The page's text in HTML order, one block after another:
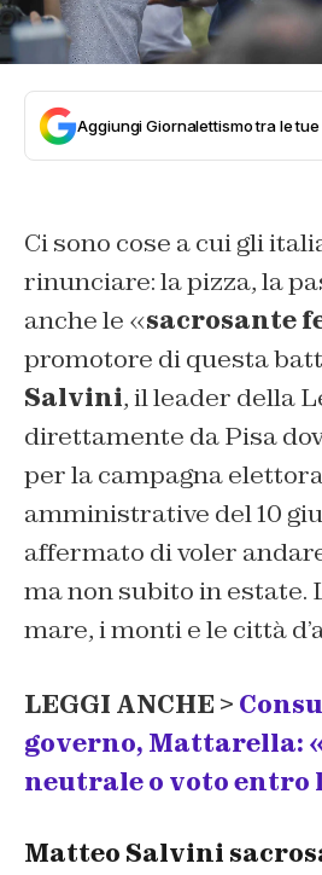
Aggiungi Giornalettismo tra le
Ci sono cose a cui gli
rinunciare: la pizza, la
anche le «sacrosante
promotore di questa
Salvini, il leader della
direttamente da Pisa
per la campagna
amministrative del 10
affermato di voler
ma non subito in estate.
mare, i monti e le città
LEGGI ANCHE >
governo, Mattarella:
neutrale o voto entro
Matteo Salvini